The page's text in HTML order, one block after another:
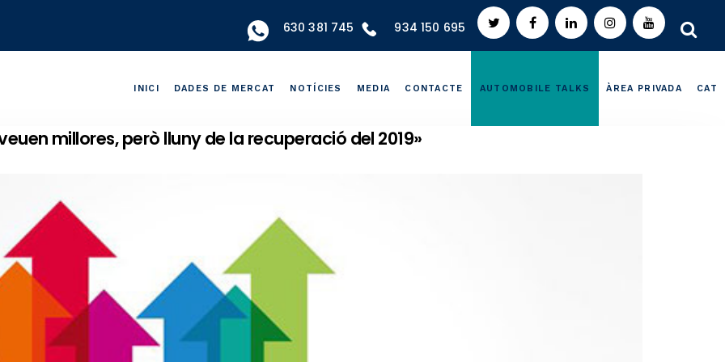
630 381 745 934 150 695
INICI DADES DE MERCAT NOTÍCIES MEDIA CONTACTE AUTOMOBILE TALKS ÀREA PRIVADA CAT
millores, però lluny de la recuperació del 2019»